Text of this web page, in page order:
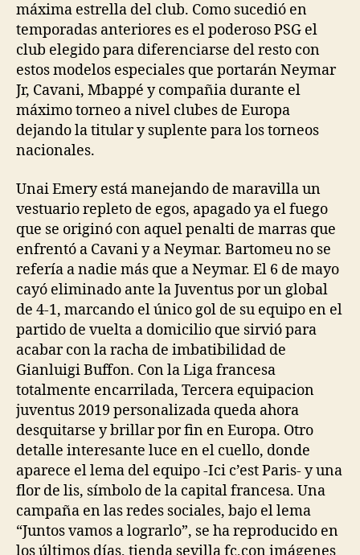
máxima estrella del club. Como sucedió en
temporadas anteriores es el poderoso PSG el
club elegido para diferenciarse del resto con
estos modelos especiales que portarán Neymar
Jr, Cavani, Mbappé y compañia durante el
máximo torneo a nivel clubes de Europa
dejando la titular y suplente para los torneos
nacionales.
Unai Emery está manejando de maravilla un
vestuario repleto de egos, apagado ya el fuego
que se originó con aquel penalti de marras que
enfrentó a Cavani y a Neymar. Bartomeu no se
refería a nadie más que a Neymar. El 6 de mayo
cayó eliminado ante la Juventus por un global
de 4-1, marcando el único gol de su equipo en el
partido de vuelta a domicilio que sirvió para
acabar con la racha de imbatibilidad de
Gianluigi Buffon. Con la Liga francesa
totalmente encarrilada, Tercera equipacion
juventus 2019 personalizada queda ahora
desquitarse y brillar por fin en Europa. Otro
detalle interesante luce en el cuello, donde
aparece el lema del equipo -Ici c’est Paris- y una
flor de lis, símbolo de la capital francesa. Una
campaña en las redes sociales, bajo el lema
“Juntos vamos a lograrlo”, se ha reproducido en
los últimos días, tienda sevilla fc,con imágenes